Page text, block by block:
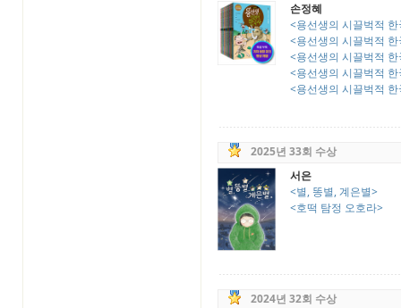
손정혜
<용선생의 시끌벅적
<용선생의 시끌벅적
<용선생의 시끌벅적
<용선생의 시끌벅적
<용선생의 시끌벅적
2025년 33회 수상
서은
<별, 똥별, 계은별>
<호떡 탐정 오호라>
2024년 32회 수상